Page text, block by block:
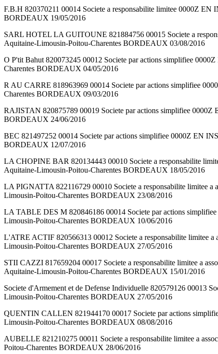
F.B.H 820370211 00014 Societe a responsabilite limitee 0000Z
BORDEAUX 19/05/2016
SARL HOTEL LA GUITOUNE 821884756 00015 Societe a
Aquitaine-Limousin-Poitou-Charentes BORDEAUX 03/08/2016
O P'tit Bahut 820073245 00012 Societe par actions simplifiee
Charentes BORDEAUX 04/05/2016
R AU CARRE 818963969 00014 Societe par actions simplifiee
Charentes BORDEAUX 09/03/2016
RAJISTAN 820875789 00019 Societe par actions simplifiee
BORDEAUX 24/06/2016
BEC 821497252 00014 Societe par actions simplifiee 0000Z EN
BORDEAUX 12/07/2016
LA CHOPINE BAR 820134443 00010 Societe a responsabilite
Aquitaine-Limousin-Poitou-Charentes BORDEAUX 18/05/2016
LA PIGNATTA 822116729 00010 Societe a responsabilite
Limousin-Poitou-Charentes BORDEAUX 23/08/2016
LA TABLE DES M 820846186 00014 Societe par actions
Limousin-Poitou-Charentes BORDEAUX 10/06/2016
L'ATRE ACTIF 820566313 00012 Societe a responsabilite
Limousin-Poitou-Charentes BORDEAUX 27/05/2016
STII CAZZI 817659204 00017 Societe a responsabilite limitee a
Aquitaine-Limousin-Poitou-Charentes BORDEAUX 15/01/2016
Societe d'Armement et de Defense Individuelle 820579126
Limousin-Poitou-Charentes BORDEAUX 27/05/2016
QUENTIN CALLEN 821944170 00017 Societe par actions
Limousin-Poitou-Charentes BORDEAUX 08/08/2016
AUBELLE 821210275 00011 Societe a responsabilite limitee a
Poitou-Charentes BORDEAUX 28/06/2016